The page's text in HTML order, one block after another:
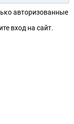
авторизованные
вход на сайт.